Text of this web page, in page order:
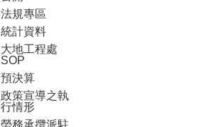
法規專區
統計資料
大地工程處
SOP
預決算
政策宣導之執
行情形